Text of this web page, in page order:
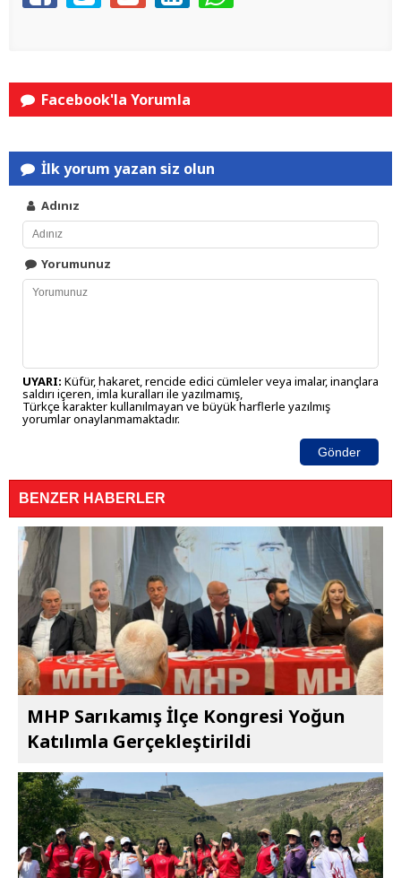
Facebook'la Yorumla
İlk yorum yazan siz olun
Adınız
Yorumunuz
UYARI: Küfür, hakaret, rencide edici cümleler veya imalar, inançlara
saldırı içeren, imla kuralları ile yazılmamış,
Türkçe karakter kullanılmayan ve büyük harflerle yazılmış
yorumlar onaylanmamaktadır.
Gönder
BENZER HABERLER
MHP Sarıkamış İlçe Kongresi Yoğun
Katılımla Gerçekleştirildi